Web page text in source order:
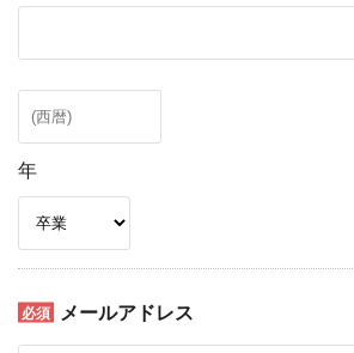
年
メールアドレス